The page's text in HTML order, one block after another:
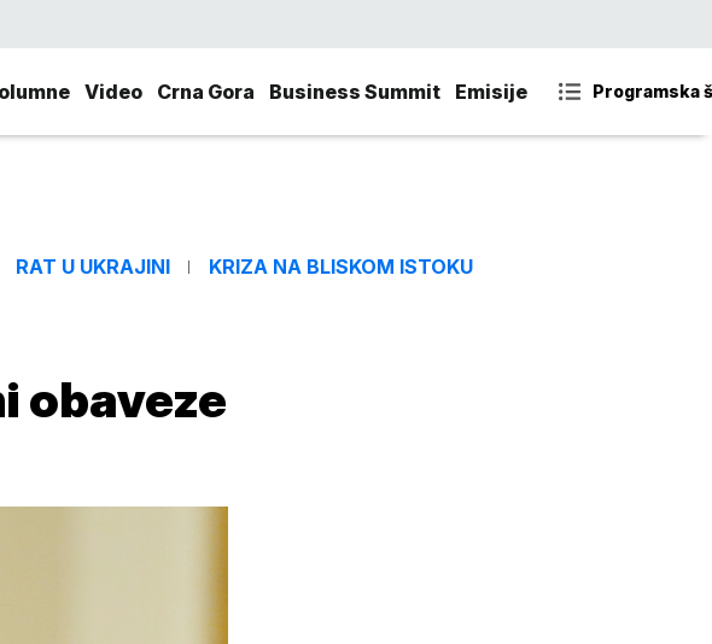
Video Crna Gora Business Summit Emisije Programska
RAT U UKRAJINI KRIZA NA BLISKOM ISTOKU
obaveze